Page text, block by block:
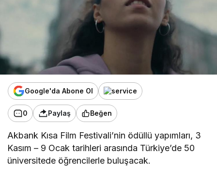
Google'da Abone Ol
0 Paylaş Beğen
Akbank Kısa Film Festivali’nin ödüllü yapımları, 3
Kasım – 9 Ocak tarihleri arasında Türkiye’de 50
üniversitede öğrencilerle buluşacak.